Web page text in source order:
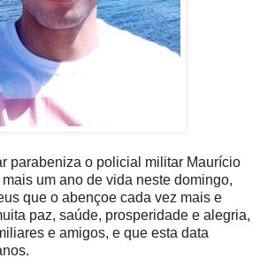
parabeniza o policial militar Maurício
um ano de vida neste domingo,
que o abençoe cada vez mais e
paz, saúde, prosperidade e alegria,
e amigos, e que esta data